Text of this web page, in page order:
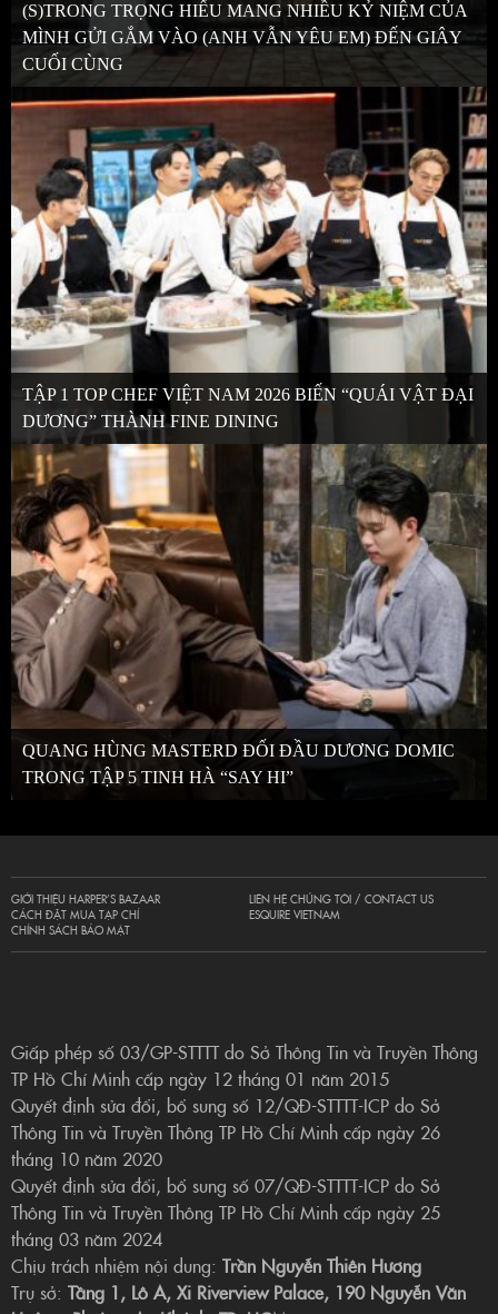
(S)TRONG TRỌNG HIẾU MANG NHIỀU KỶ NIỆM CỦA
MÌNH GỬI GẮM VÀO (ANH VẪN YÊU EM) ĐẾN GIÂY
CUỐI CÙNG
TẬP 1 TOP CHEF VIỆT NAM 2026 BIẾN “QUÁI VẬT ĐẠI
DƯƠNG” THÀNH FINE DINING
QUANG HÙNG MASTERD ĐỐI ĐẦU DƯƠNG DOMIC
TRONG TẬP 5 TINH HÀ “SAY HI”
GIỚI THIỆU HARPER’S BAZAAR
CÁCH ĐẶT MUA TẠP CHÍ
CHÍNH SÁCH BẢO MẬT
LIÊN HỆ CHÚNG TÔI / CONTACT US
ESQUIRE VIETNAM
Giấp phép số 03/GP-STTTT do Sở Thông Tin và Truyền Thông
TP Hồ Chí Minh cấp ngày 12 tháng 01 năm 2015
Quyết định sửa đổi, bổ sung số 12/QĐ-STTTT-ICP do Sở
Thông Tin và Truyền Thông TP Hồ Chí Minh cấp ngày 26
tháng 10 năm 2020
Quyết định sửa đổi, bổ sung số 07/QĐ-STTTT-ICP do Sở
Thông Tin và Truyền Thông TP Hồ Chí Minh cấp ngày 25
tháng 03 năm 2024
Chịu trách nhiệm nội dung: Trần Nguyễn Thiên Hương
Trụ sở: Tầng 1, Lô A, Xi Riverview Palace, 190 Nguyễn Văn